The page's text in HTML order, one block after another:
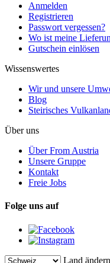
Anmelden
Registrieren
Passwort vergessen?
Wo ist meine
Gutschein einlösen
Wissenswertes
Wir und unsere
Blog
Steirisches
Über uns
Über From Austria
Unsere Gruppe
Kontakt
Freie Jobs
Folge uns auf
Land ändern